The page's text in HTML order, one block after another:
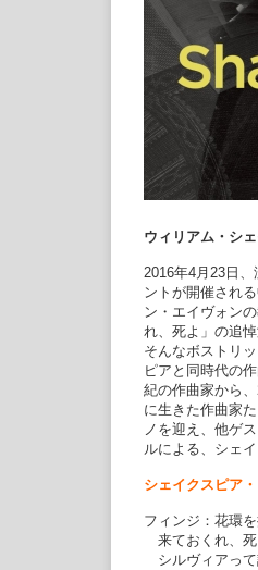
ウィリアム・シ
2016年4月23日
ントが開催され
ン・エイヴォン
れ、死よ」の追
そんなボストリ
ピアと同時代の
紀の作曲家から
に生きた作曲家
ノを迎え、他ゲ
ルによる、シェ
シェイクスピア
フィンジ：花環
来ておくれ、死
シルヴィアって